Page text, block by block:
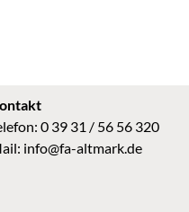
0 39 31 / 56 56 320
info@fa-altmark.de